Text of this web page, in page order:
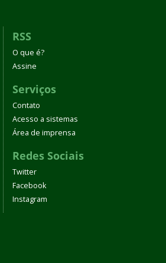
RSS
O que é?
Assine
Serviços
Contato
Acesso a sistemas
Área de imprensa
Redes Sociais
Twitter
Facebook
Instagram